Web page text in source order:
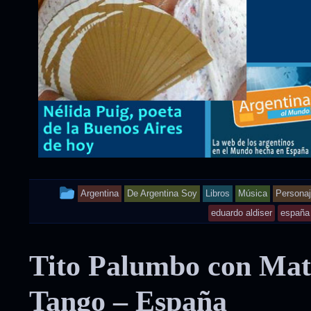
This
posted
Argentina De Argentina Soy Libros Música
eduardo aldiser
españa
Tito Palumbo con
Tango – España